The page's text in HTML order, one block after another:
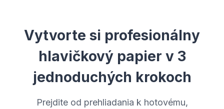
Vytvorte si profesionálny
hlavičkový papier v 3
jednoduchých krokoch
Prejdite od prehliadania k hotovému,